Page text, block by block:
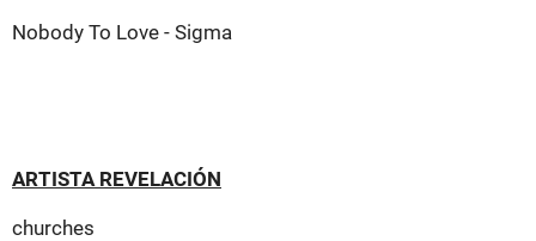
Nobody To Love - Sigma
ARTISTA REVELACIÓN
churches